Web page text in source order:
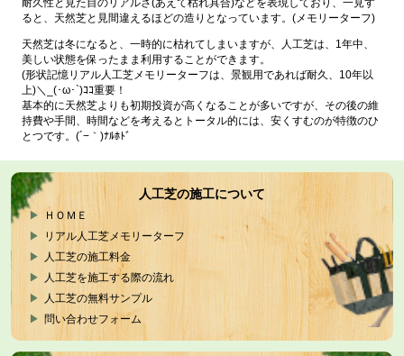
ると、天然芝と見間違えるほどの造りとなっています。(メモリーターフ)
天然芝は冬になると、一時的に枯れてしまいますが、人工芝は、1年中、
美しい状態を保ったまま利用することができます。
(形状記憶リアル人工芝メモリーターフは、景観用であれば耐久、10年以
上)＼_(･ω･`)ｺｺ重要！
基本的に天然芝よりも初期投資が高くなることが多いですが、その後の維
持費や手間、時間などを考えるとトータル的には、安くすむのが特徴のひ
とつです。(´−｀)ﾅﾙﾎﾄﾞ
人工芝の施工について
ＨＯＭＥ
リアル人工芝メモリーターフ
人工芝の施工料金
人工芝を施工する際の流れ
人工芝の無料サンプル
問い合わせフォーム